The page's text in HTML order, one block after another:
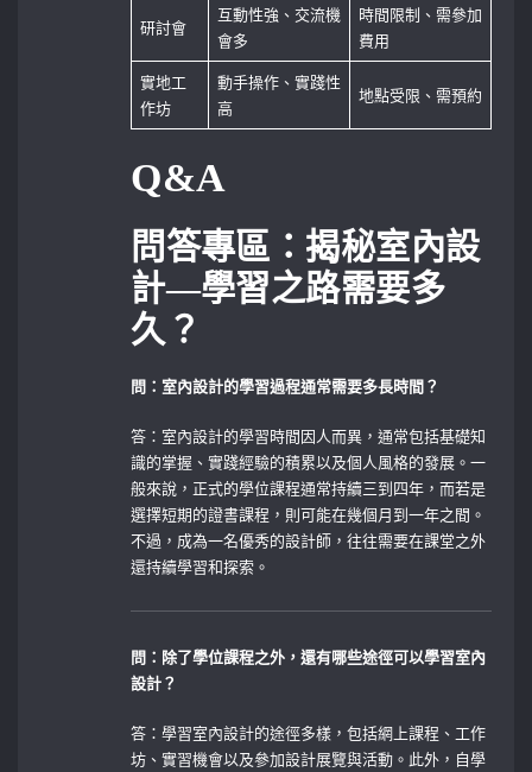
研討會
互動性強、交流機
會多
時間限制、需參加
費用
實地工
作坊
動手操作、實踐性
高
地點受限、需預約
Q&A
問答專區：揭秘室內設
計—學習之路需要多
久？
問：室內設計的學習過程通常需要多長時間？
答：室內設計的學習時間因人而異，通常包括基礎知
識的掌握、實踐經驗的積累以及個人風格的發展。一
般來說，正式的學位課程通常持續三到四年，而若是
選擇短期的證書課程，則可能在幾個月到一年之間。
不過，成為一名優秀的設計師，往往需要在課堂之外
還持續學習和探索。
問：除了學位課程之外，還有哪些途徑可以學習室內
設計？
答：學習室內設計的途徑多樣，包括網上課程、工作
坊、實習機會以及參加設計展覽與活動。此外，自學